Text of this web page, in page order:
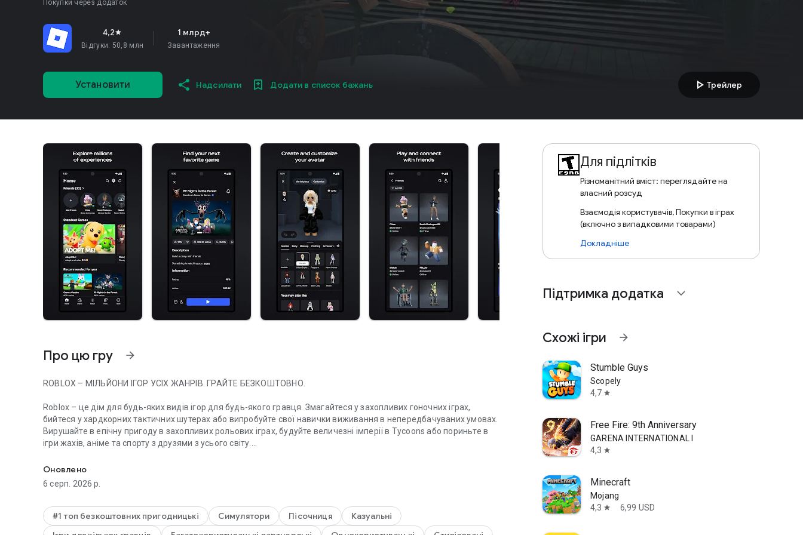
Покупки через додаток
4,2star
Відгуки: 50,8 млн
1 млрд+
Завантаження
Установити Надсилати Додати в список бажань play_arrow Трейлер
Про цю гру arrow_forward
ROBLOX – МІЛЬЙОНИ ІГОР УСІХ ЖАНРІВ. ГРАЙТЕ БЕЗКОШТОВНО.
Roblox – це дім для будь-яких видів ігор для будь-якого гравця. Змагайтеся у захопливих гоночних іграх,
бийтеся у хардкорних тактичних шутерах або випробуйте свої навички виживання в непередбачуваних умовах.
Вирушайте в епічну пригоду в захопливих рольових іграх, будуйте величезні імперії в Tycoons або пориньте в
ігри жахів, аніме та спорту з друзями з усього світу.
Roblox постійно розвивається, пропонуючи унікальний досвід та амбітні, високоякісні ігри, створені глобальною
спільнотою, включаючи професійні студії, інді-команди та сольних творців. Щодня завжди є щось нове для
відкриття.
Почніть грати в деякі з найпопулярніших ігор на Roblox вже сьогодні, включаючи Dress to Impress, RIVALS, Steal
a Brainrot, Brookhaven RP, Adopt Me! та інші.
Оновлено
6 серп. 2026 р.
#1 топ безкоштовних пригодницькі Симулятори Пісочниця
Казуальні
Для підлітків
Різноманітний вміст: переглядайте на
власний розсуд
Взаємодія користувачів, Покупки в іграх
(включно з випадковими товарами)
Докладніше
Підтримка додатка expand_more
Схожі ігри arrow_forward
Stumble Guys
Scopely
4,7 star
Free Fire: 9th Anniversary
GARENA INTERNATIONAL I
4,3 star
Minecraft
Mojang
4,3 star 6,99 USD